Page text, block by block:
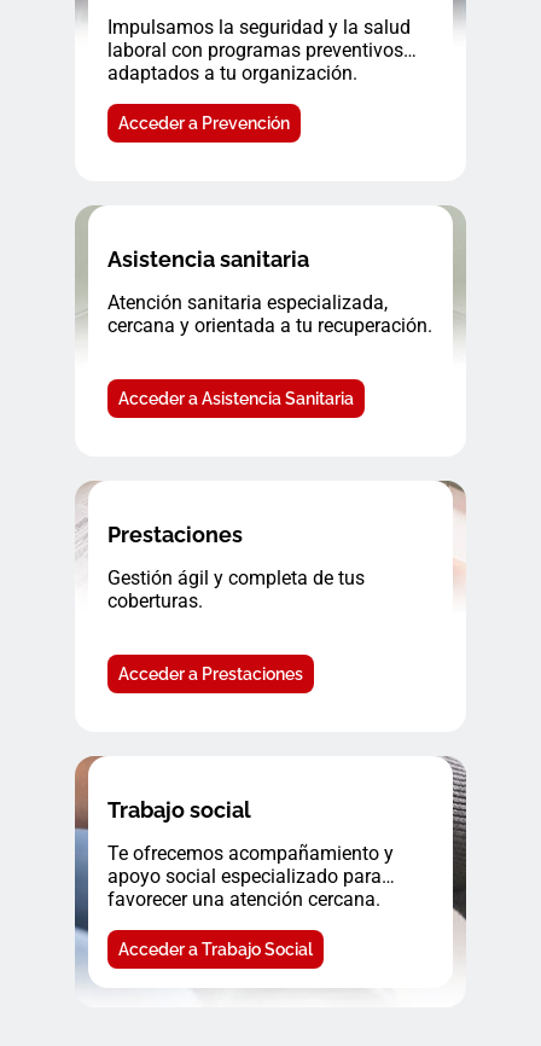
Impulsamos la seguridad y la salud
laboral con programas preventivos
adaptados a tu organización.
Acceder a Prevención
Asistencia sanitaria
Atención sanitaria especializada,
cercana y orientada a tu recuperación.
Acceder a Asistencia Sanitaria
Prestaciones
Gestión ágil y completa de tus
coberturas.
Acceder a Prestaciones
Trabajo social
Te ofrecemos acompañamiento y
apoyo social especializado para
favorecer una atención cercana.
Acceder a Trabajo Social